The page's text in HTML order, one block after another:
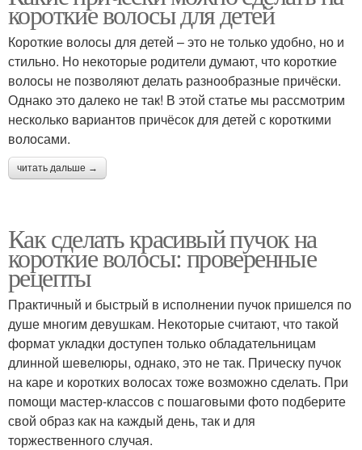
короткие волосы для детей
Короткие волосы для детей – это не только удобно, но и
стильно. Но некоторые родители думают, что короткие
волосы не позволяют делать разнообразные причёски.
Однако это далеко не так! В этой статье мы рассмотрим
несколько вариантов причёсок для детей с короткими
волосами.
читать дальше →
Как сделать красивый пучок на
короткие волосы: проверенные
рецепты
Практичный и быстрый в исполнении пучок пришелся по
душе многим девушкам. Некоторые считают, что такой
формат укладки доступен только обладательницам
длинной шевелюры, однако, это не так. Прическу пучок
на каре и коротких волосах тоже возможно сделать. При
помощи мастер-классов с пошаговыми фото подберите
свой образ как на каждый день, так и для
торжественного случая.